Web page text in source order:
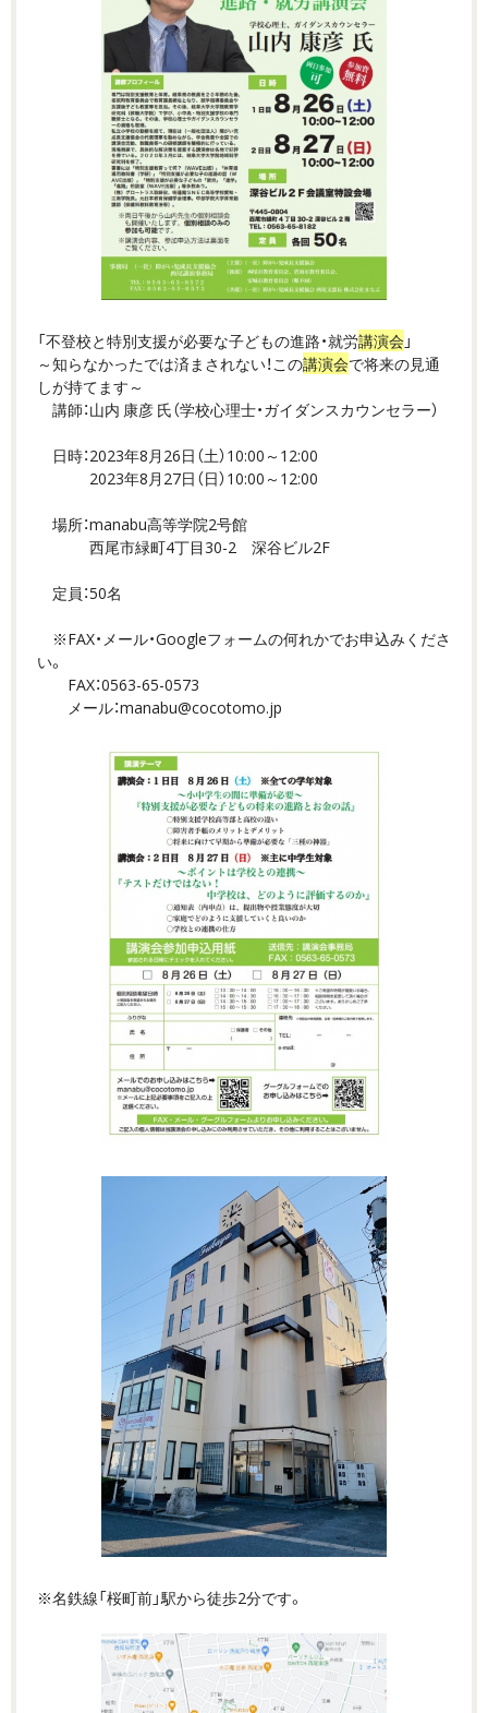
「不登校と特別支援が必要な子どもの進路・就労講演会」
～知らなかったでは済まされない！この講演会で将来の見通
しが持てます～
講師：山内 康彦 氏（学校心理士・ガイダンスカウンセラー）
日時：2023年8月26日（土）10:00～12:00
2023年8月27日（日）10:00～12:00
場所：manabu高等学院2号館
西尾市緑町4丁目30-2 深谷ビル2F
定員：50名
※FAX・メール・Googleフォームの何れかでお申込みくださ
い。
FAX：0563-65-0573
メール：manabu@cocotomo.jp
※名鉄線「桜町前」駅から徒歩2分です。